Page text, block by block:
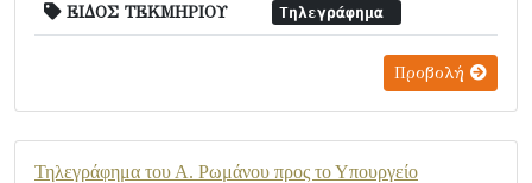
ΕΙΔΟΣ ΤΕΚΜΗΡΙΟΥ Τηλεγράφημα
Προβολή
Τηλεγράφημα του Α. Ρωμάνου προς το Υπουργείο